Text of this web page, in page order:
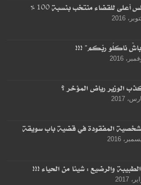
أعلى للقضاء منتخب بنسبة 100 %
باشْ ناكلُو ربّكم” !!!
الوزير رياض المؤخر ؟
المفقودة في قضية باب سويقة
والرضيع : شيئا من الحياء !!!